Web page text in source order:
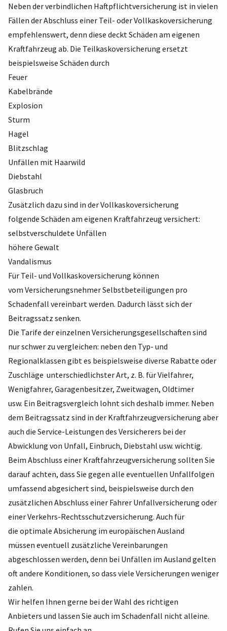
Neben der verbindlichen Haftpflichtversicherung ist in vielen
Fällen der Abschluss einer Teil- oder Vollkaskoversicherung
empfehlenswert, denn diese deckt Schäden am eigenen
Kraftfahrzeug ab. Die Teilkaskoversicherung ersetzt
beispielsweise Schäden durch
Feuer
Kabelbrände
Explosion
Sturm
Hagel
Blitzschlag
Unfällen mit Haarwild
Diebstahl
Glasbruch
Zusätzlich dazu sind in der Vollkaskoversicherung
folgende Schäden am eigenen Kraftfahrzeug versichert:
selbstverschuldete Unfällen
höhere Gewalt
Vandalismus
Für Teil- und Vollkaskoversicherung können
vom Versicherungsnehmer Selbstbeteiligungen pro
Schadenfall vereinbart werden. Dadurch lässt sich der
Beitragssatz senken.
Die Tarife der einzelnen Versicherungsgesellschaften sind
nur schwer zu vergleichen: neben den Typ- und
Regionalklassen gibt es beispielsweise diverse Rabatte oder
Zuschläge unterschiedlichster Art, z. B. für Vielfahrer,
Wenigfahrer, Garagenbesitzer, Zweitwagen, Oldtimer
usw. Ein Beitragsvergleich lohnt sich deshalb immer. Neben
dem Beitragssatz sind in der Kraftfahrzeugversicherung aber
auch die Service-Leistungen des Versicherers bei der
Abwicklung von Unfall, Einbruch, Diebstahl usw. wichtig.
Beim Abschluss einer Kraftfahrzeugversicherung sollten Sie
darauf achten, dass Sie gegen alle eventuellen Unfallfolgen
umfassend abgesichert sind, beispielsweise durch den
zusätzlichen Abschluss einer Fahrer Unfallversicherung oder
einer Verkehrs-Rechtsschutzversicherung. Auch für
die optimale Absicherung im europäischen Ausland
müssen eventuell zusätzliche Vereinbarungen
abgeschlossen werden, denn bei Unfällen im Ausland gelten
oft andere Konditionen, so dass viele Versicherungen weniger
zahlen.
Wir helfen Ihnen gerne bei der Wahl des richtigen
Anbieters und lassen Sie auch im Schadenfall nicht alleine.